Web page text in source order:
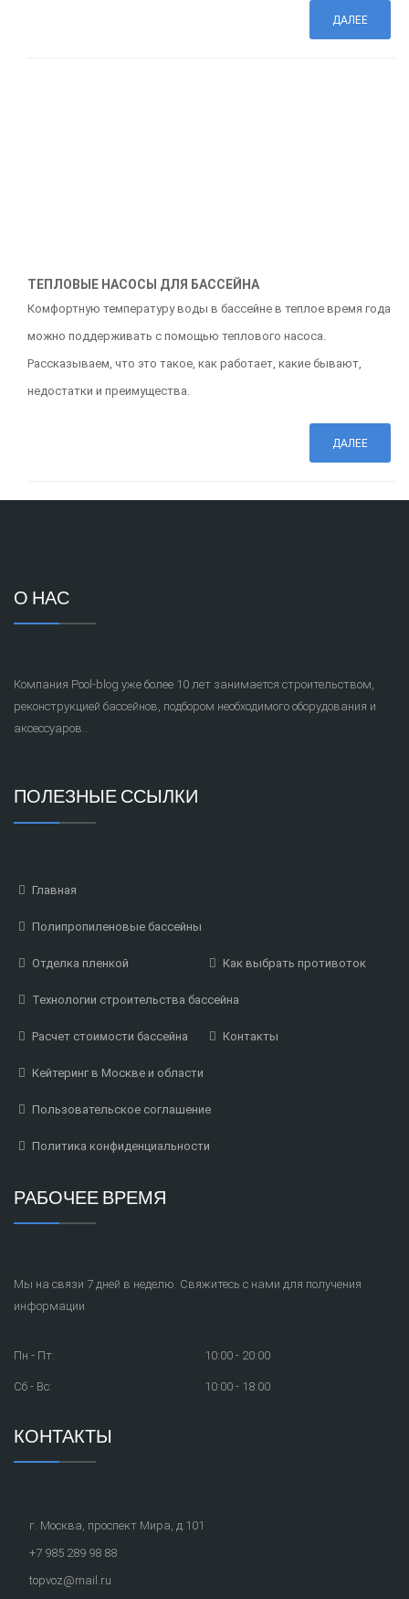
ДАЛЕЕ
ТЕПЛОВЫЕ НАСОСЫ ДЛЯ БАССЕЙНА
Комфортную температуру воды в бассейне в теплое время года
можно поддерживать с помощью теплового насоса.
Рассказываем, что это такое, как работает, какие бывают,
недостатки и преимущества.
ДАЛЕЕ
О НАС
Компания Pool-blog уже более 10 лет занимается строительством,
реконструкцией бассейнов, подбором необходимого оборудования и
аксессуаров..
ПОЛЕЗНЫЕ ССЫЛКИ
Главная
Полипропиленовые бассейны
Отделка пленкой Как выбрать противоток
Технологии строительства бассейна
Расчет стоимости бассейна Контакты
Кейтеринг в Москве и области
Пользовательское соглашение
Политика конфиденциальности
РАБОЧЕЕ ВРЕМЯ
Мы на связи 7 дней в неделю. Свяжитесь с нами для получения
информации
Пн - Пт: 10:00 - 20:00
Сб - Вс: 10:00 - 18:00
КОНТАКТЫ
г. Москва, проспект Мира, д.101
+7 985 289 98 88
topvoz@mail.ru